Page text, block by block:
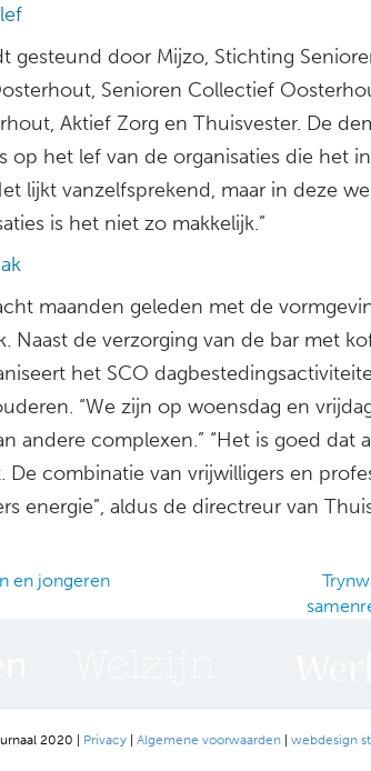
gesteund door Mijzo, Stichting
Senioren Collectief
Aktief Zorg en Thuisvester. De
op het lef van de organisaties die het
lijkt vanzelfsprekend, maar in deze
is het niet zo makkelijk.”
maanden geleden met de
Naast de verzorging van de bar met
het SCO
“We zijn op woensdag en
andere complexen.” “Het is goed dat
De combinatie van vrijwilligers en
energie”, aldus de directreur van
en jongeren
2020 | Privacy | Algemene voorwaarden | webdesign